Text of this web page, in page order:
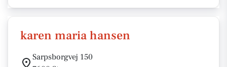
karen maria hansen
Sarpsborgvej 150